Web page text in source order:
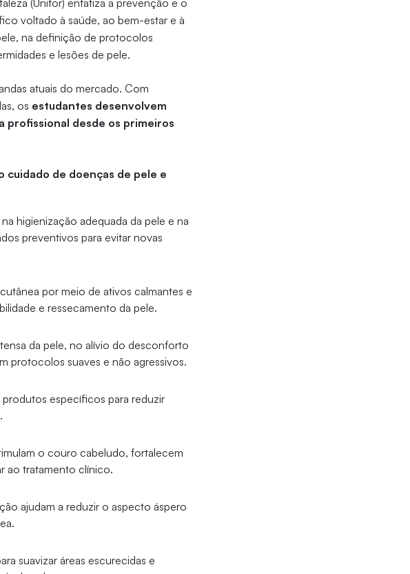
(Unifor) enfatiza a prevenção e o
voltado à saúde, ao bem-estar e à
na definição de protocolos
e lesões de pele.
atuais do mercado. Com
os estudantes desenvolvem
desde os primeiros
cuidado de doenças de pele e
higienização adequada da pele e na
preventivos para evitar novas
por meio de ativos calmantes e
e ressecamento da pele.
da pele, no alívio do desconforto
protocolos suaves e não agressivos.
específicos para reduzir
o couro cabeludo, fortalecem
ao tratamento clínico.
ajudam a reduzir o aspecto áspero
suavizar áreas escurecidas e